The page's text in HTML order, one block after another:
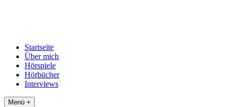
Startseite
Über mich
Hörspiele
Hörbücher
Interviews
Menü +